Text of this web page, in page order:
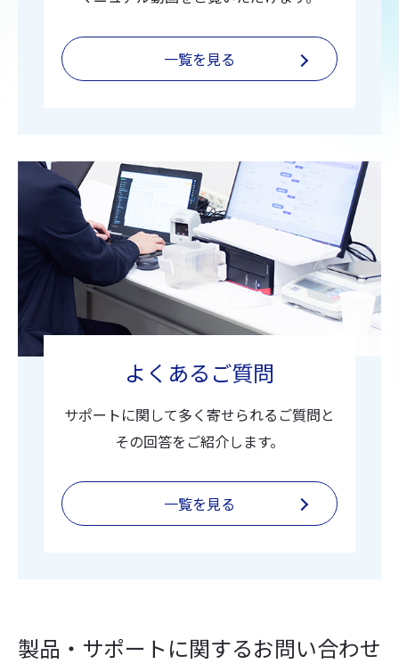
一覧を見る
よくあるご質問
サポートに関して多く寄せられるご質問と
その回答をご紹介します。
一覧を見る
製品・サポートに関するお問い合わせ